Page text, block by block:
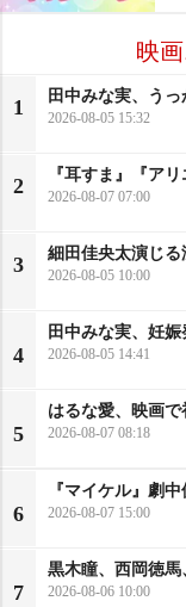
映
1
田中みな実、う
2026-08-05 15:32
2
『耳すま』『ア
2026-08-07 07:00
3
細田佳央太演じ
2026-08-05 10:00
4
田中みな実、妊
2026-08-05 14:41
5
はるな愛、映画
2026-08-07 08:18
6
『マイケル』劇
2026-08-07 15:00
7
黒木瞳、西岡徳
2026-08-06 10:00